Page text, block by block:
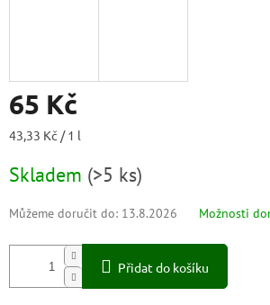
65 Kč
Měrná
43,33 Kč / 1 l
Skladem (>5 ks)
Můžeme doručit do: 13.8.2026 Možnosti
Přidat do košíku